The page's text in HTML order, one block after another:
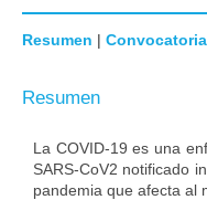
Resumen | Convocatoria
Resumen
La COVID-19 es una
SARS-CoV2 notificado
pandemia que afecta al